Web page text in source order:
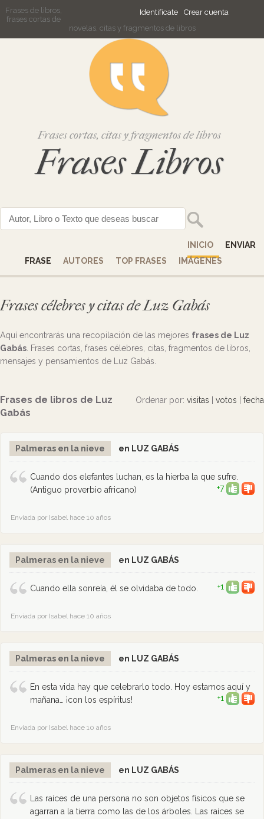
Identifícate Crear cuenta
Frases de libros,
frases cortas de
novelas, citas y fragmentos de libros
Frases cortas, citas y fragmentos de libros
Frases Libros
INICIO
ENVIAR
FRASE
AUTORES TOP FRASES IMÁGENES
Frases célebres y citas de Luz Gabás
Aquí encontrarás una recopilación de las mejores frases de Luz
Gabás . Frases cortas, frases célebres, citas, fragmentos de libros,
mensajes y pensamientos de Luz Gabás.
Ordenar por: visitas votos fecha
Frases de libros de Luz
Gabás
Palmeras en la nieve en LUZ GABÁS
Cuando dos elefantes luchan, es la hierba la que sufre.
(Antiguo proverbio africano)
+7
Enviada por Isabel hace 10 años
Palmeras en la nieve en LUZ GABÁS
Cuando ella sonreía, él se olvidaba de todo. +1
Enviada por Isabel hace 10 años
Palmeras en la nieve en LUZ GABÁS
En esta vida hay que celebrarlo todo. Hoy estamos aquí y
mañana… ¡con los espíritus!
+1
Enviada por Isabel hace 10 años
Palmeras en la nieve en LUZ GABÁS
Las raíces de una persona no son objetos físicos que se
agarran a la tierra como las de los árboles. Las raíces se